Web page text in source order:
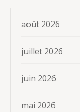
août 2026
juillet 2026
juin 2026
mai 2026